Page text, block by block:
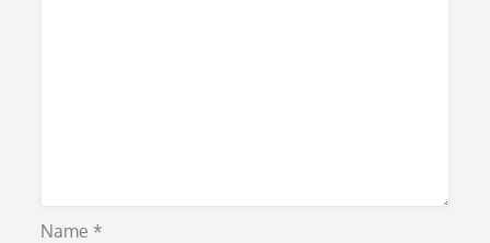
Name *